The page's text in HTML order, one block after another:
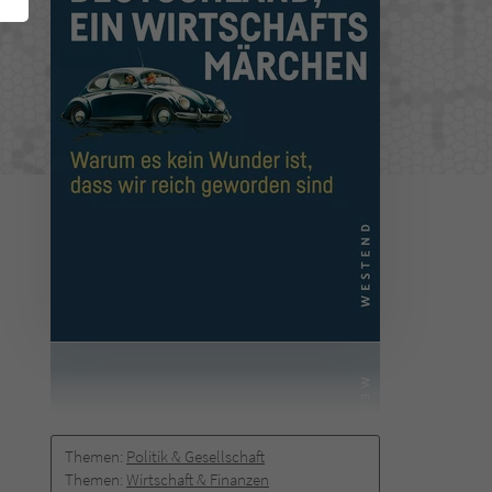
Themen: Politik & Gesellschaft
Themen: Wirtschaft & Finanzen